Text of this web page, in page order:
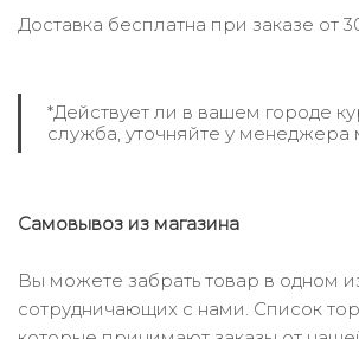
Доставка бесплатна при заказе от
*Действует ли в вашем городе
служба, уточняйте у менеджера
Самовывоз из магазина
Вы можете забрать товар в одном
сотрудничающих с нами. Список